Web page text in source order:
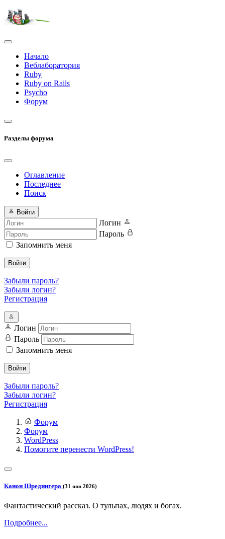
Начало
Веблаборатория
Ruby
Ruby on Rails
Psycho
Форум
Разделы форума
Оглавление
Последнее
Поиск
Войти
Логин
Пароль
Запомнить меня
Войти
Забыли пароль?
Забыли логин?
Регистрация
Логин
Пароль
Запомнить меня
Войти
Забыли пароль?
Забыли логин?
Регистрация
Форум
Форум
WordPress
Помогите перенести WordPress!
Канон Шредингера (31 янв 2026)
Фантастический рассказ. О тульпах, людях и богах.
Подробнее...